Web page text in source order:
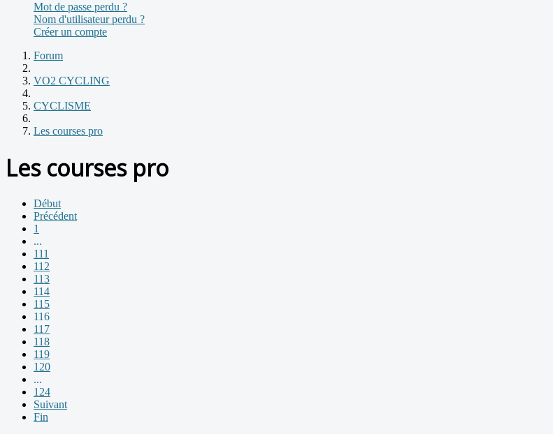
Mot de passe perdu ?
Nom d'utilisateur perdu ?
Créer un compte
Forum
VO2 CYCLING
CYCLISME
Les courses pro
Les courses pro
Début
Précédent
1
...
111
112
113
114
115
116
117
118
119
120
...
124
Suivant
Fin